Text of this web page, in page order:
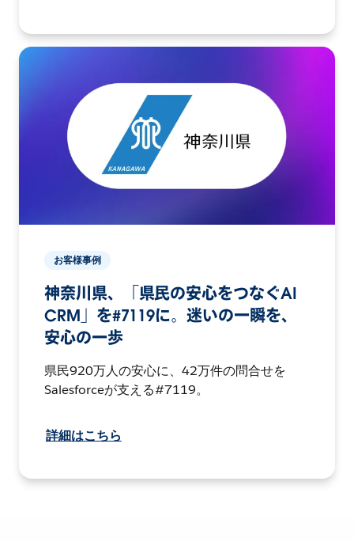
お客様事例
神奈川県、「県民の安心をつなぐAI
CRM」を#7119に。迷いの一瞬を、
安心の一歩
県民920万人の安心に、42万件の問合せを
Salesforceが支える#7119。
詳細はこちら